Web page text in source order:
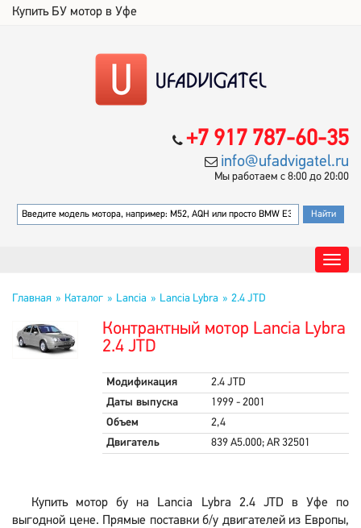
Купить БУ мотор в Уфе
+7 917 787-60-35
info@ufadvigatel.ru
Мы работаем с 8:00 до 20:00
Главная Каталог Lancia Lancia Lybra 2.4 JTD
Контрактный мотор Lancia Lybra
2.4 JTD
Модификация
2.4 JTD
Даты выпуска
1999 - 2001
Объем
2,4
Двигатель
839 A5.000; AR 32501
Купить мотор бу на Lancia Lybra 2.4 JTD в Уфе по
выгодной цене. Прямые поставки б/у двигателей из Европы,